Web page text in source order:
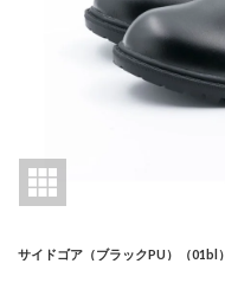
サイドゴア（ブラックPU）（01bl）